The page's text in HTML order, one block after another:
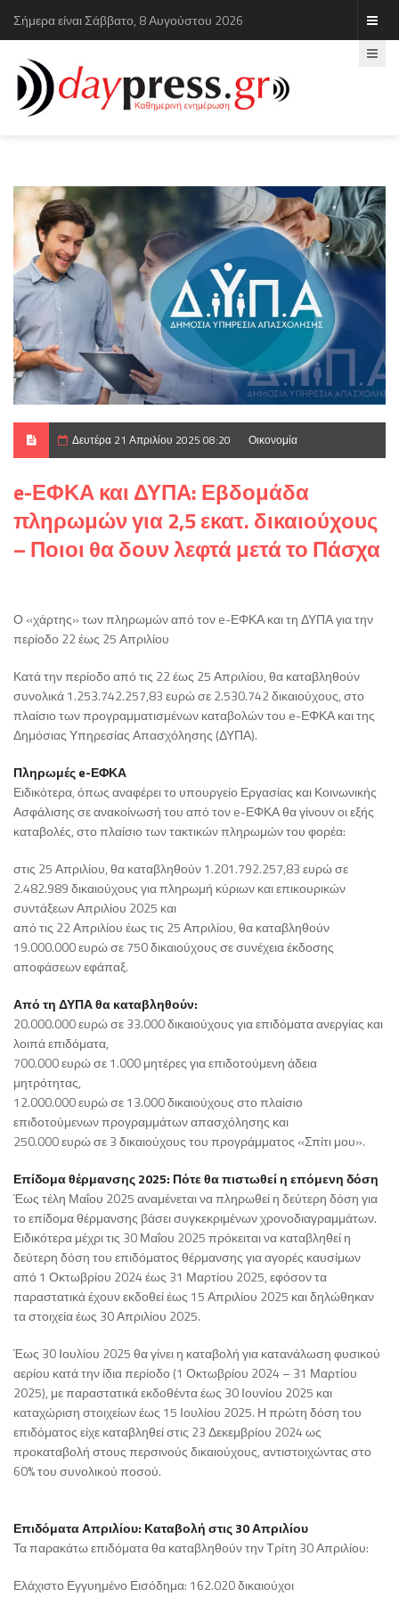
Σήμερα είναι Σάββατο, 8 Αυγούστου 2026
Δευτέρα 21 Απριλίου 2025 08:20 Οικονομία
e-ΕΦΚΑ και ΔΥΠΑ: Εβδομάδα
πληρωμών για 2,5 εκατ. δικαιούχους
– Ποιοι θα δουν λεφτά μετά το Πάσχα
Ο «χάρτης» των πληρωμών από τον e-ΕΦΚΑ και τη ΔΥΠΑ για την
περίοδο 22 έως 25 Απριλίου
Κατά την περίοδο από τις 22 έως 25 Απριλίου, θα καταβληθούν
συνολικά 1.253.742.257,83 ευρώ σε 2.530.742 δικαιούχους, στο
πλαίσιο των προγραμματισμένων καταβολών του e-ΕΦΚΑ και της
Δημόσιας Υπηρεσίας Απασχόλησης (ΔΥΠΑ).
Πληρωμές e-ΕΦΚΑ
Ειδικότερα, όπως αναφέρει το υπουργείο Εργασίας και Κοινωνικής
Ασφάλισης σε ανακοίνωσή του από τον e-ΕΦΚΑ θα γίνουν οι εξής
καταβολές, στο πλαίσιο των τακτικών πληρωμών του φορέα:
στις 25 Απριλίου, θα καταβληθούν 1.201.792.257,83 ευρώ σε
2.482.989 δικαιούχους για πληρωμή κύριων και επικουρικών
συντάξεων Απριλίου 2025 και
από τις 22 Απριλίου έως τις 25 Απριλίου, θα καταβληθούν
19.000.000 ευρώ σε 750 δικαιούχους σε συνέχεια έκδοσης
αποφάσεων εφάπαξ.
Από τη ΔΥΠΑ θα καταβληθούν:
20.000.000 ευρώ σε 33.000 δικαιούχους για επιδόματα ανεργίας και
λοιπά επιδόματα,
700.000 ευρώ σε 1.000 μητέρες για επιδοτούμενη άδεια
μητρότητας,
12.000.000 ευρώ σε 13.000 δικαιούχους στο πλαίσιο
επιδοτούμενων προγραμμάτων απασχόλησης και
250.000 ευρώ σε 3 δικαιούχους του προγράμματος «Σπίτι μου».
Επίδομα θέρμανσης 2025: Πότε θα πιστωθεί η επόμενη δόση
Έως τέλη Μαΐου 2025 αναμένεται να πληρωθεί η δεύτερη δόση για
το επίδομα θέρμανσης βάσει συγκεκριμένων χρονοδιαγραμμάτων.
Ειδικότερα μέχρι τις 30 Μαΐου 2025 πρόκειται να καταβληθεί η
δεύτερη δόση του επιδόματος θέρμανσης για αγορές καυσίμων
από 1 Οκτωβρίου 2024 έως 31 Μαρτίου 2025, εφόσον τα
παραστατικά έχουν εκδοθεί έως 15 Απριλίου 2025 και δηλώθηκαν
τα στοιχεία έως 30 Απριλίου 2025.
Έως 30 Ιουλίου 2025 θα γίνει η καταβολή για κατανάλωση φυσικού
αερίου κατά την ίδια περίοδο (1 Οκτωβρίου 2024 – 31 Μαρτίου
2025), με παραστατικά εκδοθέντα έως 30 Ιουνίου 2025 και
καταχώριση στοιχείων έως 15 Ιουλίου 2025. Η πρώτη δόση του
επιδόματος είχε καταβληθεί στις 23 Δεκεμβρίου 2024 ως
προκαταβολή στους περσινούς δικαιούχους, αντιστοιχώντας στο
60% του συνολικού ποσού.
Επιδόματα Απριλίου: Καταβολή στις 30 Απριλίου
Τα παρακάτω επιδόματα θα καταβληθούν την Τρίτη 30 Απριλίου:
Ελάχιστο Εγγυημένο Εισόδημα: 162.020 δικαιούχοι